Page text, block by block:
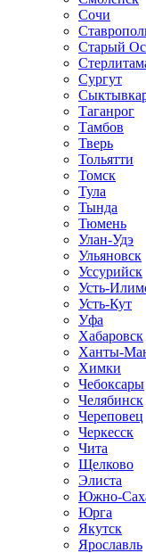
Сочи
Старый
Сургут
Таганрог
Тамбов
Тверь
Тольятти
Томск
Тула
Тында
Тюмень
Улан-Удэ
Ульяновск
Уссурийск
Усть-
Усть-Кут
Уфа
Хабаровск
Ханты-
Химки
Чебоксары
Челябинск
Череповец
Черкесск
Чита
Щелково
Элиста
Южно-
Юрга
Якутск
Ярославль